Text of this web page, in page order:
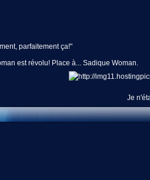
parfaitement ça!"
est révolu! Place à... Sadique Woman.
Je